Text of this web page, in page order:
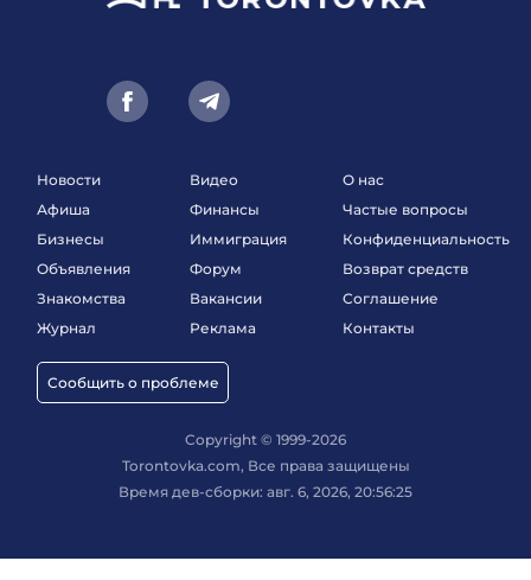
Новости
Афиша
Бизнесы
Объявления
Знакомства
Журнал
Сообщить о проблеме
Видео
Финансы
Иммиграция
Форум
Вакансии
Реклама
О нас
Частые вопросы
Конфиденциальность
Возврат средств
Соглашение
Контакты
Copyright © 1999-2026
Torontovka.com, Все права защищены
Время дев-сборки: авг. 6, 2026, 20:56:25